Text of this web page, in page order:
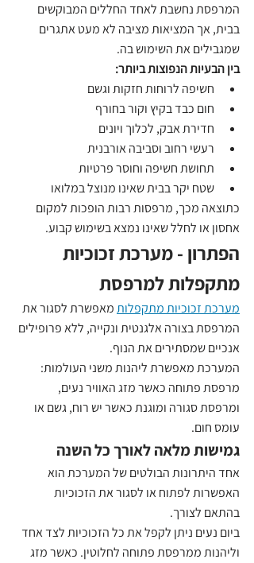
המרפסת נחשבת לאחד החללים המבוקשים
בבית, אך המציאות מציבה לא מעט אתגרים
שמגבילים את השימוש בה.
בין הבעיות הנפוצות ביותר:
חשיפה לרוחות חזקות וגשם
חום כבד בקיץ וקור בחורף
חדירת אבק, לכלוך ויונים
רעשי רחוב וסביבה אורבנית
תחושת חשיפה וחוסר פרטיות
שטח יקר בבית שאינו מנוצל במלואו
כתוצאה מכך, מרפסות רבות הופכות למקום
אחסון או לחלל שאינו נמצא בשימוש קבוע.
הפתרון - מערכת זכוכיות
מתקפלות למרפסת
מערכת זכוכיות מתקפלות מאפשרת לסגור את
המרפסת בצורה אלגנטית ונקייה, ללא פרופילים
אנכיים שמסתירים את הנוף.
המערכת מאפשרת ליהנות משני העולמות:
מרפסת פתוחה כאשר מזג האוויר נעים,
ומרפסת סגורה ומוגנת כאשר יש רוח, גשם או
עומס חום.
גמישות מלאה לאורך כל השנה
אחד היתרונות הבולטים של המערכת הוא
האפשרות לפתוח או לסגור את הזכוכיות
בהתאם לצורך.
ביום נעים ניתן לקפל את כל הזכוכיות לצד אחד
וליהנות ממרפסת פתוחה לחלוטין. כאשר מזג